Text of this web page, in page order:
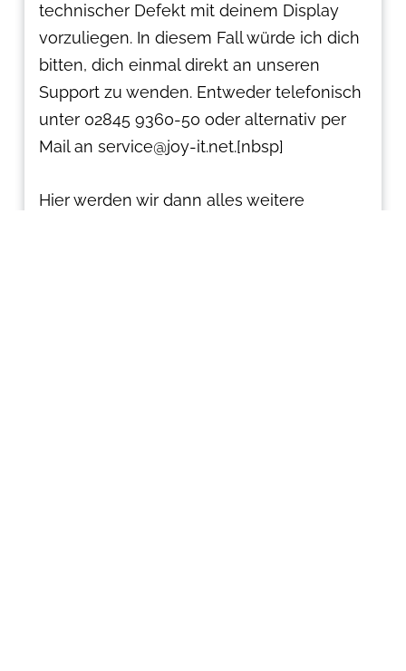
technischer Defekt mit deinem Display
vorzuliegen. In diesem Fall würde ich dich
bitten, dich einmal direkt an unseren
Support zu wenden. Entweder telefonisch
unter 02845 9360-50 oder alternativ per
Mail an service@joy-it.net.[nbsp]
Hier werden wir dann alles weitere